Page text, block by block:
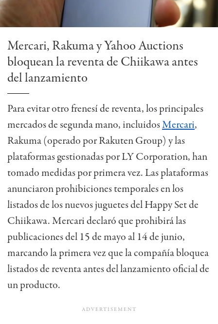
Mercari, Rakuma y Yahoo Auctions
bloquean la reventa de Chiikawa antes
del lanzamiento
Para evitar otro frenesí de reventa, los principales
mercados de segunda mano, incluidosMercari,
Rakuma (operado por Rakuten Group) y las
plataformas gestionadas por LY Corporation, han
tomado medidas por primera vez. Las plataformas
anunciaron prohibiciones temporales en los
listados de los nuevos juguetes del Happy Set de
Chiikawa. Mercari declaró que prohibirá las
publicaciones del 15 de mayo al 14 de junio,
marcando la primera vez que la compañía bloquea
listados de reventa antes del lanzamiento oficial de
un producto.